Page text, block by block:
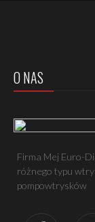
O NAS
Firma Mej Euro-
różnego typu
pompowtrysków